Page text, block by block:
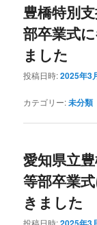
豊橋特別
部卒業式
ました
投稿日時:2025年3
カテゴリー:未分類
愛知県立
等部卒業
きました
投稿日時: